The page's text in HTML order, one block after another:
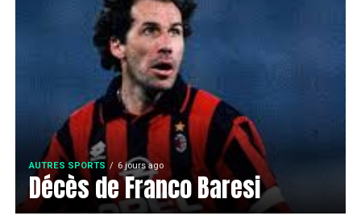
AUTRES SPORTS 6 jours ago
Décès de Franco Baresi